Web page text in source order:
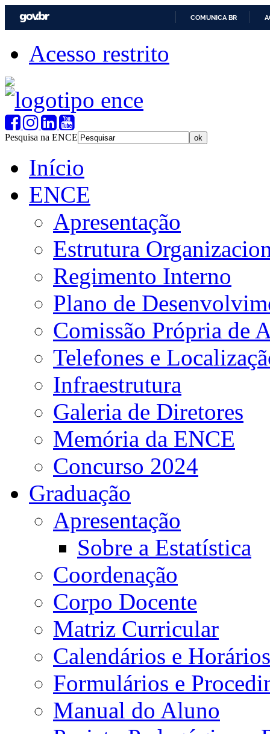
COMUNICA BR
Acesso restrito
Pesquisa na ENCE
Início
ENCE
Apresentação
Estrutura
Regimento Interno
Plano de
Comissão Própria de
Telefones e
Infraestrutura
Galeria de Diretores
Memória da ENCE
Concurso 2024
Graduação
Apresentação
Sobre a Estatística
Coordenação
Corpo Docente
Matriz Curricular
Calendários e Horários
Formulários e
Manual do Aluno